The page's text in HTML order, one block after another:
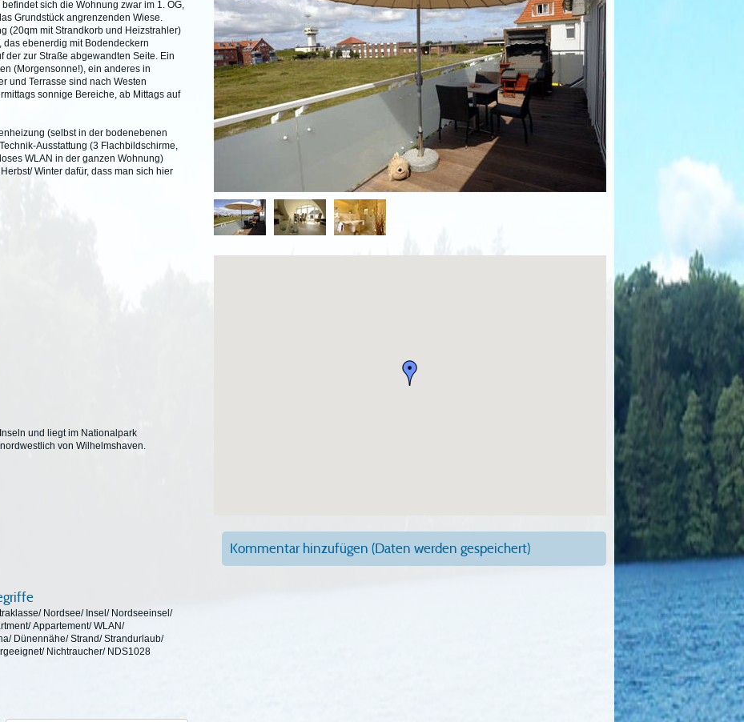
sich die Wohnung zwar im 1. OG,
Grundstück angrenzenden Wiese.
(20qm mit Strandkorb und Heizstrahler)
ebenerdig mit Bodendeckern
der zur Straße abgewandten Seite. Ein
(Morgensonne!), ein anderes in
und Terrasse sind nach Westen
sonnige Bereiche, ab Mittags auf
(selbst in der bodenebenen
Ausstattung (3 Flachbildschirme,
WLAN in der ganzen Wohnung)
Winter dafür, dass man sich hier
und liegt im Nationalpark
von Wilhelmshaven.
Nordsee/ Insel/ Nordseeinsel/
Appartement/ WLAN/
Dünennähe/ Strand/ Strandurlaub/
Nichtraucher/ NDS1028
Kommentar hinzufügen (Daten werden gespeichert)